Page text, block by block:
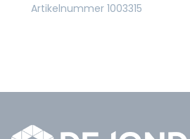
Artikelnummer 1003315